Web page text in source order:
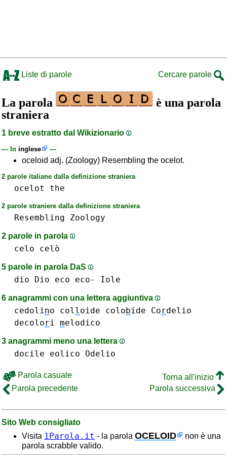
Liste di parole Cercare parole
La parola
è una parola
straniera
1 breve estratto dal Wikizionario
— In inglese —
oceloid adj. (Zoology) Resembling the ocelot.
2 parole italiane dalla definizione straniera
ocelot the
2 parole straniere dalla definizione straniera
Resembling Zoology
2 parole in parola
celo celò
5 parole in parola DaS
dio Dio eco eco- Iole
6 anagrammi con una lettera aggiuntiva
cedolino colloide colobide Cordelio
decolori melodico
3 anagrammi meno una lettera
docile eolico Odelio
Parola casuale
Torna all'inizio
Parola precedente
Parola successiva
Sito Web consigliato
Visita 1Parola.it - la parola OCELOID
non è una
parola scrabble valido.